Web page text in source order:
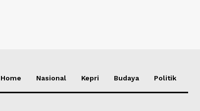
Home Nasional Kepri Budaya Politik